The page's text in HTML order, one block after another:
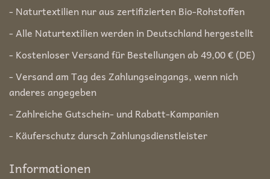
- Naturtextilien nur aus zertifizierten Bio-Rohstoffen
- Alle Naturtextilien werden in Deutschland hergestellt
- Kostenloser Versand für Bestellungen ab 49,00 € (DE)
- Versand am Tag des Zahlungseingangs, wenn nich
anderes angegeben
- Zahlreiche Gutschein- und Rabatt-Kampanien
- Käuferschutz dursch Zahlungsdienstleister
Informationen